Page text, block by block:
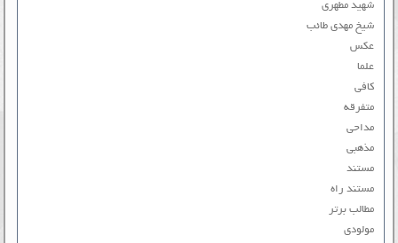
شهید مطهری
شیخ مهدی طائب
عکس
علما
کافی
متفرقه
مداحی
مذهبی
مستند
مستند راه
مطالب برتر
مولودی